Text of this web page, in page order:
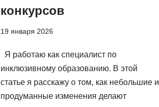
конкурсов
19 января 2026
Я работаю как специалист по
инклюзивному образованию. В этой
статье я расскажу о том, как небольшие и
продуманные изменения делают